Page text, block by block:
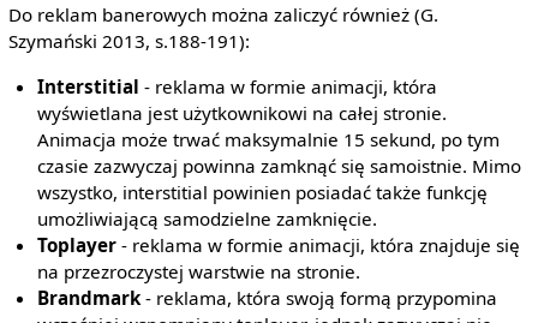
Do reklam banerowych można zaliczyć również (G.
Szymański 2013, s.188-191):
Interstitial - reklama w formie animacji, która
wyświetlana jest użytkownikowi na całej stronie.
Animacja może trwać maksymalnie 15 sekund, po tym
czasie zazwyczaj powinna zamknąć się samoistnie. Mimo
wszystko, interstitial powinien posiadać także funkcję
umożliwiającą samodzielne zamknięcie.
Toplayer - reklama w formie animacji, która znajduje się
na przezroczystej warstwie na stronie.
Brandmark - reklama, która swoją formą przypomina